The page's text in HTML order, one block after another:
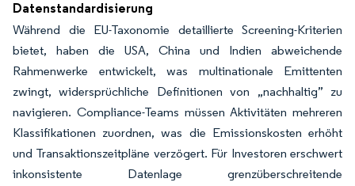
Datenstandardisierung
Während die EU-Taxonomie detaillierte Screening-Kriterien
bietet, haben die USA, China und Indien abweichende
Rahmenwerke entwickelt, was multinationale Emittenten
zwingt, widersprüchliche Definitionen von „nachhaltig” zu
navigieren. Compliance-Teams müssen Aktivitäten mehreren
Klassifikationen zuordnen, was die Emissionskosten erhöht
und Transaktionszeitpläne verzögert. Für Investoren erschwert
inkonsistente Datenlage grenzüberschreitende